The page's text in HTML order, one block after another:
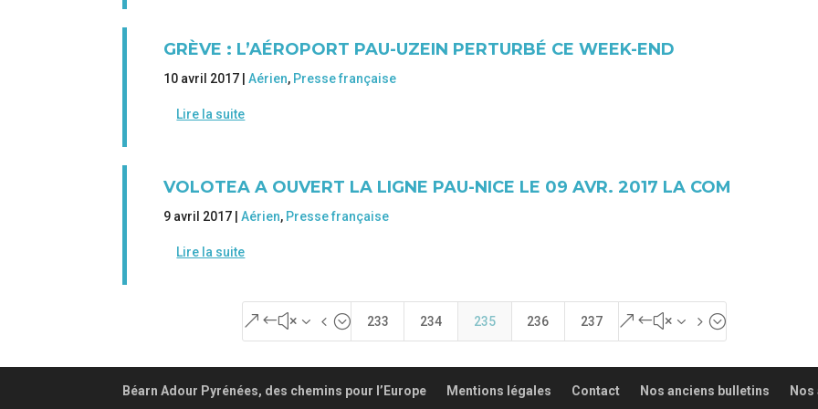
GRÈVE : L’AÉROPORT PAU-UZEIN PERTURBÉ CE WEEK-END
10 avril 2017 |Aérien, Presse française
Lire la suite
VOLOTEA A OUVERT LA LIGNE PAU-NICE LE 09 AVR. 2017 LA COM
9 avril 2017 |Aérien, Presse française
Lire la suite
&#x34; 233 234 235 236 237 &#x35;
Béarn Adour Pyrénées, des chemins pour l’Europe Mentions légales Contact Nos anciens bulletins